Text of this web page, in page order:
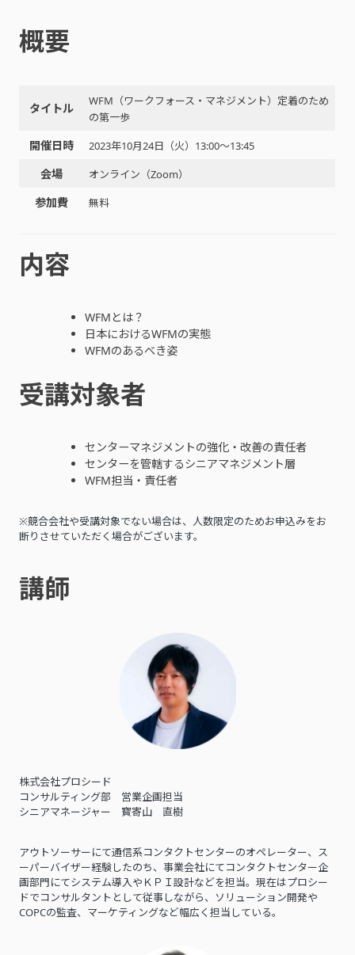
概要
タイトル
WFM（ワークフォース・マネジメント）定着のため
の第一歩
開催日時 2023年10月24日（火）13:00〜13:45
会場 オンライン（Zoom）
参加費 無料
内容
WFMとは？
日本におけるWFMの実態
WFMのあるべき姿
受講対象者
センターマネジメントの強化・改善の責任者
センターを管轄するシニアマネジメント層
WFM担当・責任者
※競合会社や受講対象でない場合は、人数限定のためお申込みをお
断りさせていただく場合がございます。
講師
株式会社プロシード
コンサルティング部 営業企画担当
シニアマネージャー 寳寄山 直樹
アウトソーサーにて通信系コンタクトセンターのオペレーター、ス
ーパーバイザー経験したのち、事業会社にてコンタクトセンター企
画部門にてシステム導入やＫＰＩ設計などを担当。現在はプロシー
ドでコンサルタントとして従事しながら、ソリューション開発や
COPCの監査、マーケティングなど幅広く担当している。